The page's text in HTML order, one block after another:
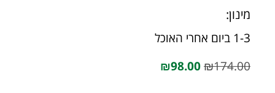
מינון:
1-3 ביום אחרי האוכל
₪174.00
₪98.00